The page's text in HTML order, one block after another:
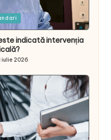
indicată intervenția
iulie 2026